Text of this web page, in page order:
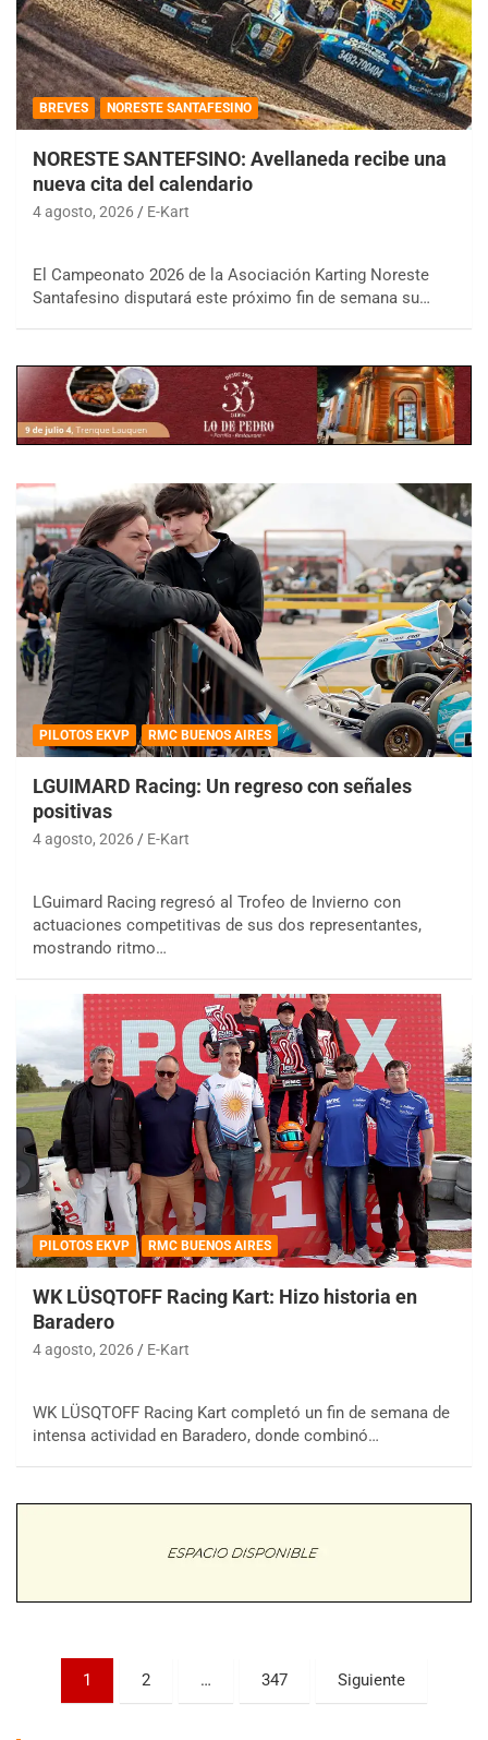
BREVES NORESTE SANTAFESINO
NORESTE SANTEFSINO: Avellaneda recibe una
nueva cita del calendario
4 agosto, 2026 E-Kart
El Campeonato 2026 de la Asociación Karting Noreste
Santafesino disputará este próximo fin de semana su…
PILOTOS EKVP RMC BUENOS AIRES
LGUIMARD Racing: Un regreso con señales
positivas
4 agosto, 2026 E-Kart
LGuimard Racing regresó al Trofeo de Invierno con
actuaciones competitivas de sus dos representantes,
mostrando ritmo…
PILOTOS EKVP RMC BUENOS AIRES
WK LÜSQTOFF Racing Kart: Hizo historia en
Baradero
4 agosto, 2026 E-Kart
WK LÜSQTOFF Racing Kart completó un fin de semana de
intensa actividad en Baradero, donde combinó…
Paginación
1 2 … 347 Siguiente
COBERTURA ESPECIAL DE E-KART.COM.AR
08/09-AGO
Trenque Lauquen (Buenos Aires)
Villaguay (Entre Ríos)